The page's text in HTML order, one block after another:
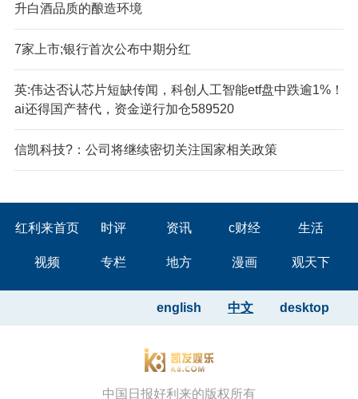
升白酒品质的酿造环境
7家上市;银行首次公布中期分红
英:伟达否认芯片短缺传闻，科创人工智能etf盘中跌逾1%！
ai还得国产替代，资金逆行加仓589520
信凯科技?：公司将继续密切关注国家相关政策
红利来首页 时评 资讯 c财经 生活
视频 专栏 地方 漫画 观天下
desktop
中文
english
中国日报好利来的版权所有